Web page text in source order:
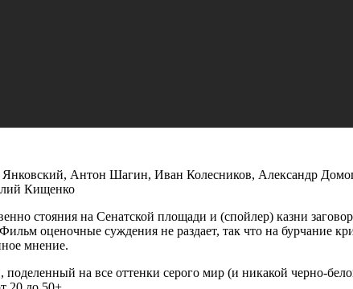
Антон Шагин, Иван Колесников, Александр
Кищенко
стояния на Сенатской площади и (спойлер) казни
оценочные суждения не раздает, так что на бурчание
мнение.
на все оттенки серого мир (и никакой черно-